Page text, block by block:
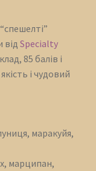
від Specialty
85 балів і
і чудовий
маракуйя,
марципан,